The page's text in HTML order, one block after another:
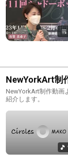
NewYorkArt制
NewYorkArt制作動画
紹介します。